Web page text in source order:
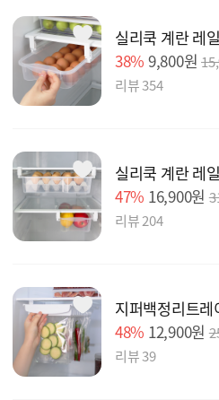
실리쿡 계란 레
38% 9,800원
리뷰 354
실리쿡 계란 레
47% 16,900원
리뷰 204
지퍼백정리트레
48% 12,900원
리뷰 39